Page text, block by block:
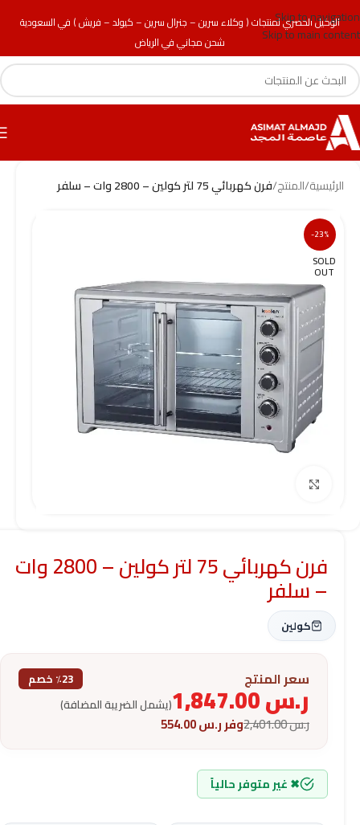
الوكيل الحصري لمنتجات ( وكلاء سرين – جنرال سرين – كيولد – فريش ) في السعودية
شحن مجاني في الرياض
Skip to navigation
Skip to main content
الرئيسية/المنتج/فرن كهربائي 75 لتر كولين – 2800 وات – سلفر
-23%
SOLD
OUT
فرن كهربائي 75 لتر كولين – 2800 وات
– سلفر
كولين
سعر المنتج ٪23 خصم
ر.س (يشمل الضريبة المضافة)
ر.س2,401.00 وفرر.س
✖ غير متوفر حالياً